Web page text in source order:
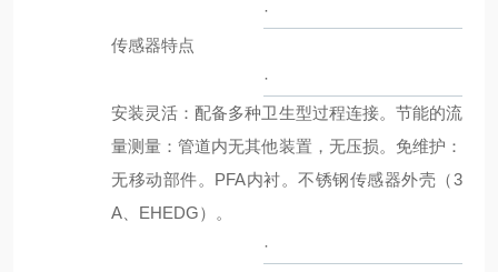
·
传感器特点
·
安装灵活：配备多种卫生型过程连接。节能的流
量测量：管道内无其他装置，无压损。免维护：
无移动部件。PFA内衬。不锈钢传感器外壳（3
A、EHEDG）。
·